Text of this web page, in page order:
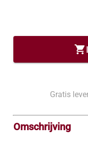
shopping_cart
Gratis
Omschrijving